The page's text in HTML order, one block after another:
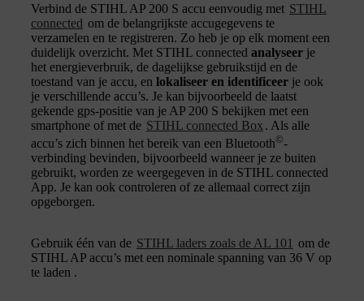
Verbind de STIHL AP 200 S accu eenvoudig met STIHL
connected om de belangrijkste accugegevens te
verzamelen en te registreren. Zo heb je op elk moment een
duidelijk overzicht. Met STIHL connected analyseer je
het energieverbruik, de dagelijkse gebruikstijd en de
toestand van je accu, en lokaliseer en identificeer je ook
je verschillende accu’s. Je kan bijvoorbeeld de laatst
gekende gps-positie van je AP 200 S bekijken met een
smartphone of met de STIHL connected Box . Als alle
accu’s zich binnen het bereik van een Bluetooth©-
verbinding bevinden, bijvoorbeeld wanneer je ze buiten
gebruikt, worden ze weergegeven in de STIHL connected
App. Je kan ook controleren of ze allemaal correct zijn
opgeborgen.
Gebruik één van de STIHL laders zoals de AL 101 om de
STIHL AP accu’s met een nominale spanning van 36 V op
te laden .